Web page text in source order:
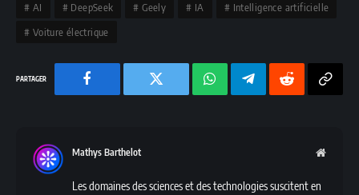
AI DeepSeek Geely IA
Intelligence artificielle
Voiture électrique
Facebook Twitter
Chaine
TelegramReddit
Mathys Barthelot
Les domaines des sciences et des technologies suscitent en